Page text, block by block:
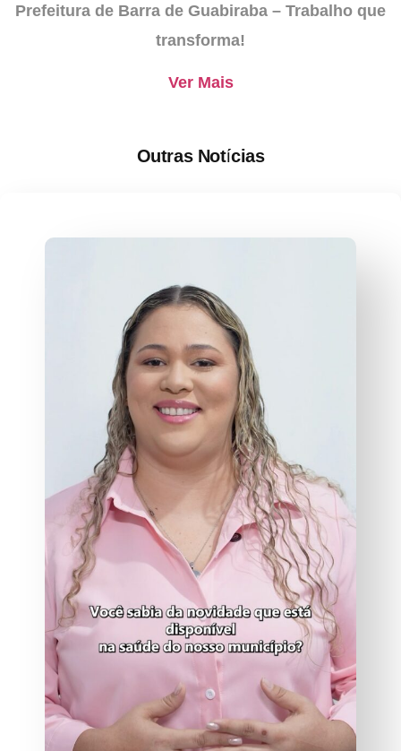
Prefeitura de Barra de Guabiraba – Trabalho que
transforma!
Ver Mais
Outras Notícias